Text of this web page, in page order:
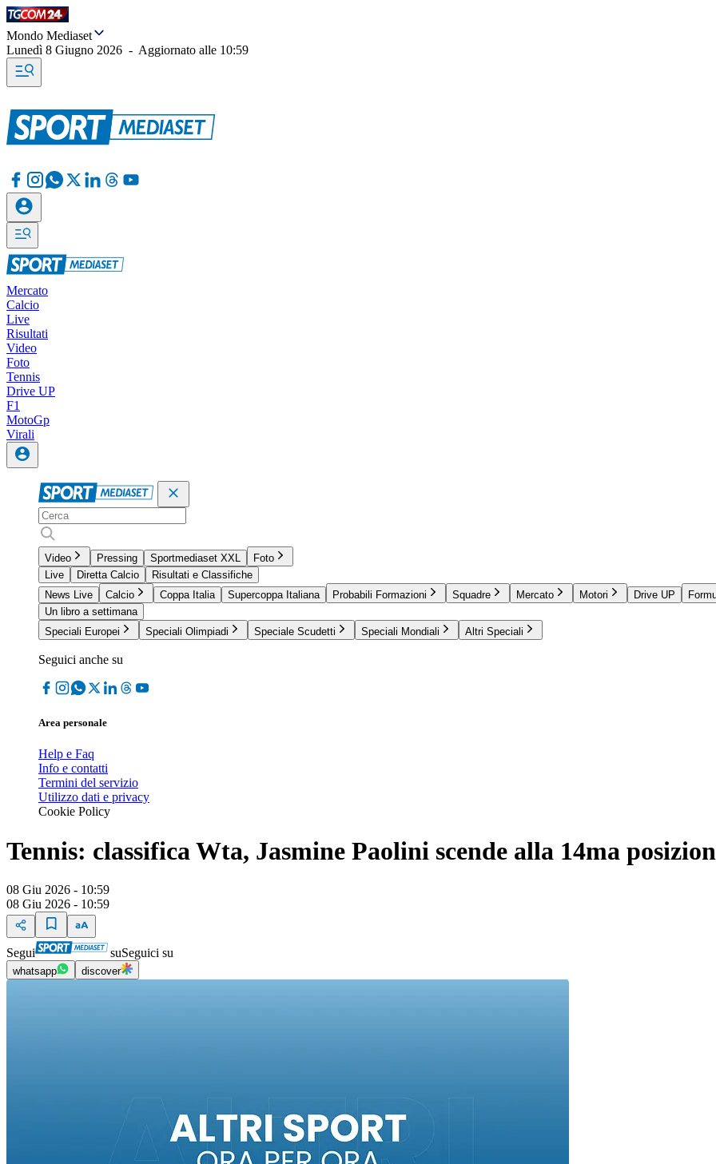
Mondo Mediaset
Lunedì 8 Giugno 2026 - Aggiornato alle 10:59
Mercato
Calcio
Live
Risultati
Video
Foto
Tennis
Drive UP
F1
MotoGp
Virali
Video Pressing Sportmediaset XXL
Foto
Live
Diretta Calcio
Risultati e Classifiche
News Live
Calcio Coppa Italia Supercoppa Italiana Probabili Formazioni Squadre Mercato Motori Drive UP
Un libro a settimana
Speciali Europei
Speciali Olimpiadi Speciale Scudetti Speciali Mondiali Altri Speciali
Seguici anche su
Area personale
Help e Faq
Info e contatti
Termini del servizio
Utilizzo dati e privacy
Cookie Policy
Tennis: classifica Wta, Jasmine Paolini scende alla 14ma
08 Giu 2026 - 10:59
08 Giu 2026 - 10:59
Segui suSeguici su
whatsapp discover